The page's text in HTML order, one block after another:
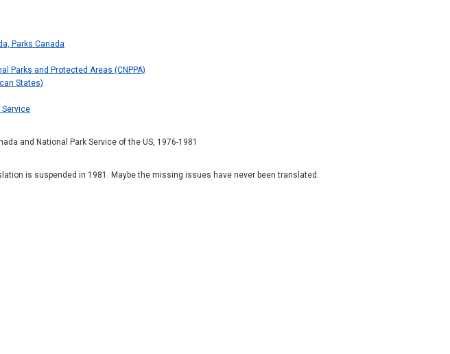
Parks Canada
Parks and Protected Areas (CNPPA)
States)
Service
and National Park Service of the US, 1976-1981
is suspended in 1981. Maybe the missing issues have never been translated.